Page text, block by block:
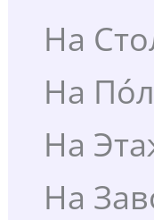
На
На
На
На